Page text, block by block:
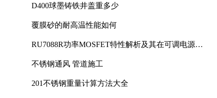
D400球墨铸铁井盖重多少
覆膜砂的耐高温性能如何
RU7088R功率MOSFET特性解析及其在可调电源设
不锈钢通风 管道施工
201不锈钢重量计算方法大全